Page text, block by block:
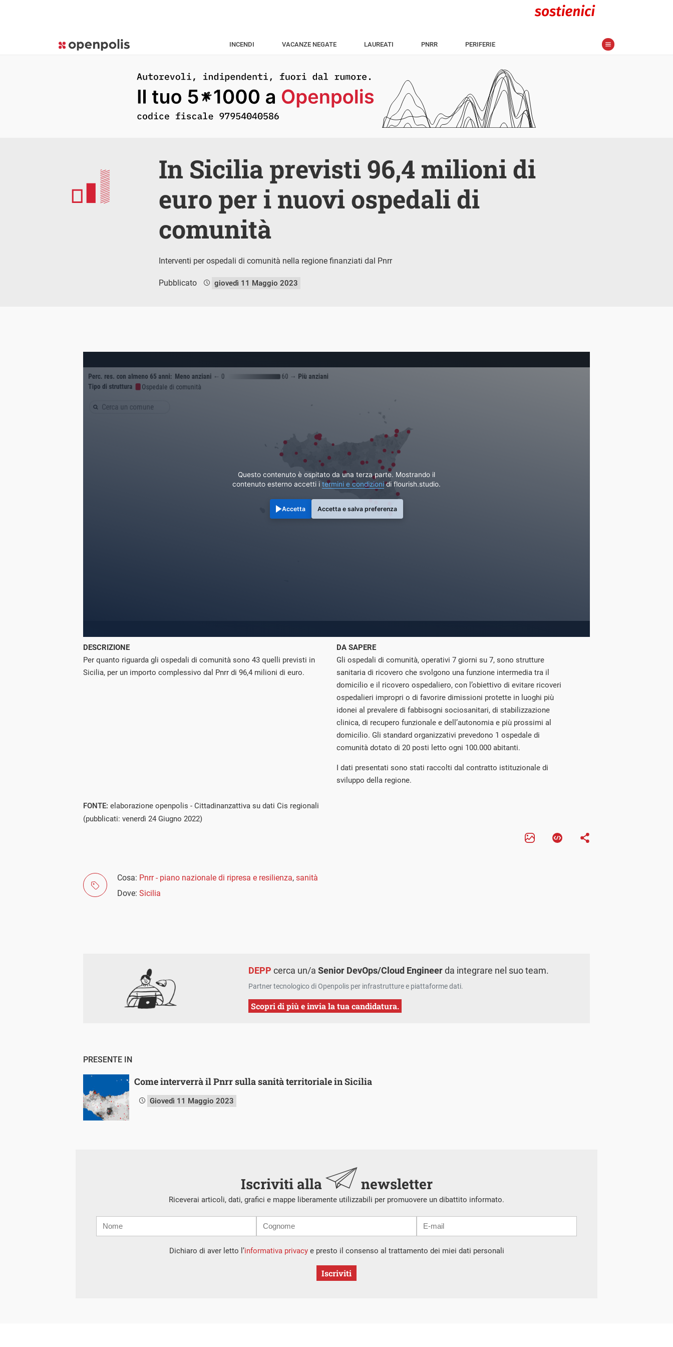
INCENDI VACANZE NEGATE LAUREATI PNRR PERIFERIE
In Sicilia previsti 96,4 milioni di
euro per i nuovi ospedali di
comunità
Interventi per ospedali di comunità nella regione finanziati dal Pnrr
Pubblicato giovedì 11 Maggio 2023
Questo contenuto è ospitato da una terza parte. Mostrando il
contenuto esterno accetti i termini e condizionidi flourish.studio.
Accetta Accetta e salva preferenza
DESCRIZIONE
Per quanto riguarda gli ospedali di comunità sono 43 quelli previsti in
Sicilia, per un importo complessivo dal Pnrr di 96,4 milioni di euro.
DA SAPERE
Gli ospedali di comunità, operativi 7 giorni su 7, sono strutture
sanitaria di ricovero che svolgono una funzione intermedia tra il
domicilio e il ricovero ospedaliero, con l’obiettivo di evitare ricoveri
ospedalieri impropri o di favorire dimissioni protette in luoghi più
idonei al prevalere di fabbisogni sociosanitari, di stabilizzazione
clinica, di recupero funzionale e dell’autonomia e più prossimi al
domicilio. Gli standard organizzativi prevedono 1 ospedale di
comunità dotato di 20 posti letto ogni 100.000 abitanti.
I dati presentati sono stati raccolti dal contratto istituzionale di
sviluppo della regione.
FONTE: elaborazione openpolis - Cittadinanzattiva su dati Cis regionali
(pubblicati: venerdì 24 Giugno 2022)
Cosa: Pnrr - piano nazionale di ripresa e resilienza, sanità
Dove: Sicilia
DEPP cerca un/aSenior DevOps/Cloud Engineerda integrare nel suo team.
Partner tecnologico di Openpolis per infrastrutture e piattaforme dati.
Scopri di più e invia la tua candidatura.
PRESENTE IN
Come interverrà il Pnrr sulla sanità territoriale in Sicilia
Giovedì 11 Maggio 2023
Iscriviti alla newsletter
Riceverai articoli, dati, grafici e mappe liberamente utilizzabili per promuovere un dibattito informato.
mail
Dichiaro di aver letto l’informativa privacye presto il consenso al trattamento dei miei dati personali
Iscriviti